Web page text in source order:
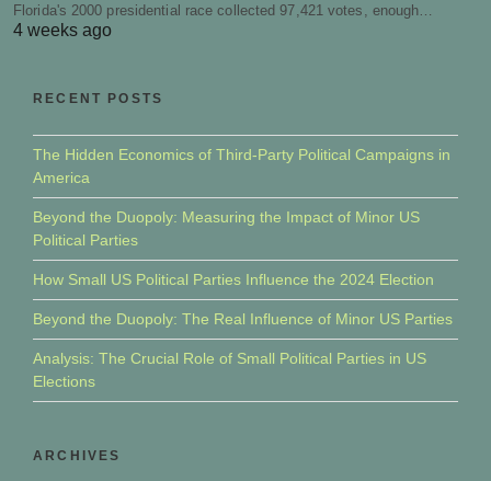
Florida's 2000 presidential race collected 97,421 votes, enough…
4 weeks ago
RECENT POSTS
The Hidden Economics of Third-Party Political Campaigns in
America
Beyond the Duopoly: Measuring the Impact of Minor US
Political Parties
How Small US Political Parties Influence the 2024 Election
Beyond the Duopoly: The Real Influence of Minor US Parties
Analysis: The Crucial Role of Small Political Parties in US
Elections
ARCHIVES